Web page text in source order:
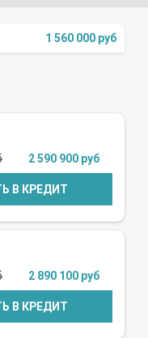
1 560 000 руб
2 590 900 руб
В КРЕДИТ
2 890 100 руб
В КРЕДИТ